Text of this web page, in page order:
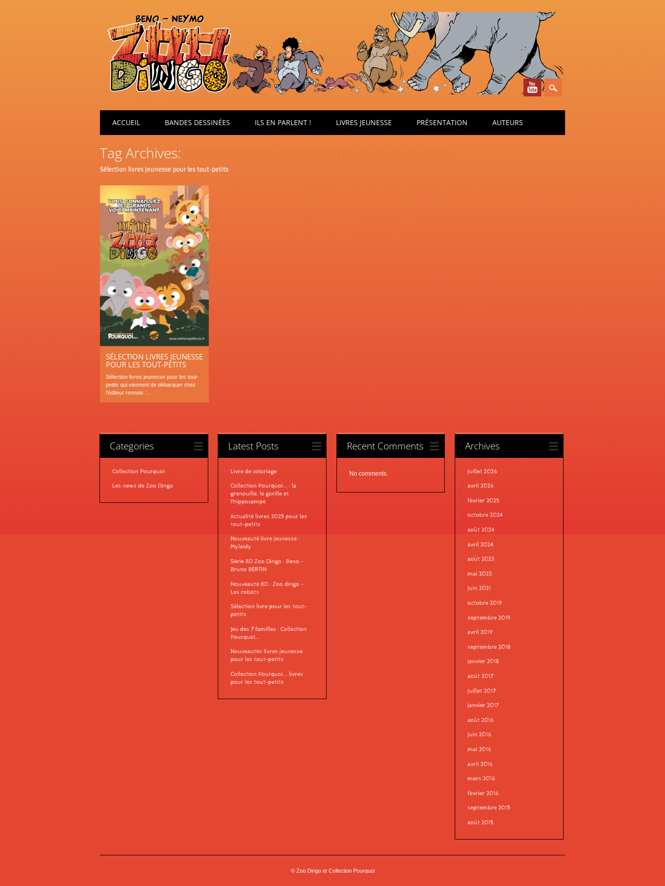
Main menu
ACCUEIL BANDES DESSINÉES ILS EN PARLENT ! LIVRES JEUNESSE PRÉSENTATION AUTEURS
Tag Archives:
Sélection livres jeunesse pour les tout-petits
SÉLECTION LIVRES JEUNESSE
POUR LES TOUT-PETITS
Sélection livres jeunesse pour les tout-
petits qui viennent de débarquer chez
l’éditeur rennais :...
Categories
Collection Pourquoi
Les news de Zoo Dingo
Latest Posts
Livre de coloriage
Collection Pourquoi... : la
grenouille, le gorille et
l'hippocampe
Actualité livres 2025 pour les
tout-petits
Nouveauté livre jeunesse :
Mylaidy
Série BD Zoo Dingo : Beno -
Bruno BERTIN
Nouveauté BD : Zoo dingo -
Les robots
Sélection livre pour les tout-
petits
Jeu des 7 familles : Collection
Pourquoi...
Nouveautés livres jeunesse
pour les tout-petits
Collection Pourquoi... livres
pour les tout-petits
Recent Comments
No comments.
Archives
juillet 2026
avril 2026
février 2025
octobre 2024
août 2024
avril 2024
août 2023
mai 2023
juin 2021
octobre 2019
septembre 2019
avril 2019
septembre 2018
janvier 2018
août 2017
juillet 2017
janvier 2017
août 2016
juin 2016
mai 2016
avril 2016
mars 2016
février 2016
septembre 2015
août 2015
© Zoo Dingo et Collection Pourquoi